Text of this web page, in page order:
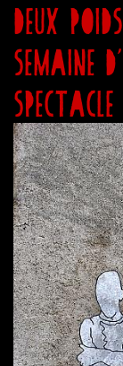
Deux
semaine